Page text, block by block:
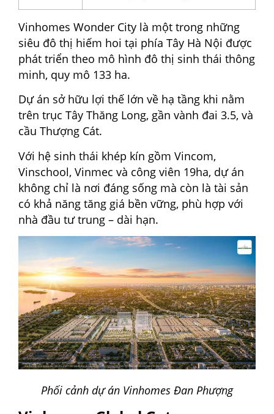
Vinhomes Wonder City là một trong những
siêu đô thị hiếm hoi tại phía Tây Hà Nội được
phát triển theo mô hình đô thị sinh thái thông
minh, quy mô 133 ha.
Dự án sở hữu lợi thế lớn về hạ tầng khi nằm
trên trục Tây Thăng Long, gần vành đai 3.5, và
cầu Thượng Cát.
Với hệ sinh thái khép kín gồm Vincom,
Vinschool, Vinmec và công viên 19ha, dự án
không chỉ là nơi đáng sống mà còn là tài sản
có khả năng tăng giá bền vững, phù hợp với
nhà đầu tư trung – dài hạn.
Phối cảnh dự án Vinhomes Đan Phượng